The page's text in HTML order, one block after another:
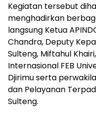
Kegiatan tersebut
menghadirkan
langsung Ketua
Chandra, Deputy
Sulteng, Miftahul
Internasional FEB
Djirimu serta
dan Pelayanan
Sulteng.